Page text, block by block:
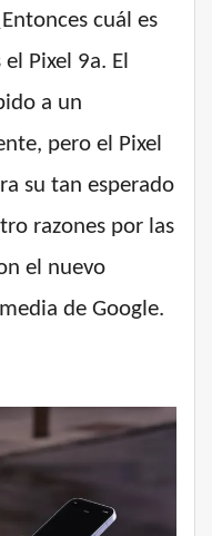
cuál es
Pixel 9a. El
a un
pero el Pixel
su tan esperado
razones por las
el nuevo
de Google.